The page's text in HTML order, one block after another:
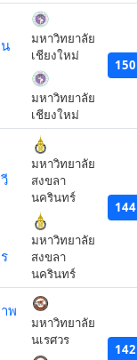
มหาวิทยาลัย
เชียงใหม่
มหาวิทยาลัย
เชียงใหม่
150
มหาวิทยาลัย
สงขลา
นครินทร์
มหาวิทยาลัย
สงขลา
นครินทร์
144
พ
มหาวิทยาลัย
นเรศวร
142